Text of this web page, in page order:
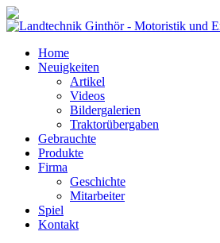
Home
Neuigkeiten
Artikel
Videos
Bildergalerien
Traktorübergaben
Gebrauchte
Produkte
Firma
Geschichte
Mitarbeiter
Spiel
Kontakt